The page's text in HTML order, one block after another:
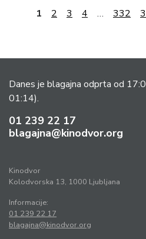
1 2 3 4 … 332
Danes je blagajna odprta od
01:14).
01 239 22 17
blagajna@kinodvor.org
Kinodvor
Kolodvorska 13, 1000 Ljubljana
Informacije:
01 239 22 17
blagajna@kinodvor.org